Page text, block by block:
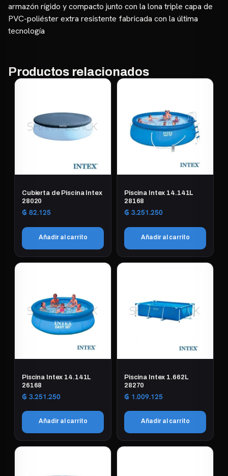
armazón rígido y compacto junto con la lona triple capa de
PVC-poliéster extra resistente fabricada con la última
tecnología
Productos relacionados
Cubierta de Piscina Intex
28020
₲ 82.125
Añadir al carrito
Piscina Intex 14.141L
28168
₲ 3.251.250
Añadir al carrito
Piscina Intex 14.141L
26168
₲ 3.251.250
Añadir al carrito
Piscina Intex 1.662L
28270
₲ 1.009.125
Añadir al carrito